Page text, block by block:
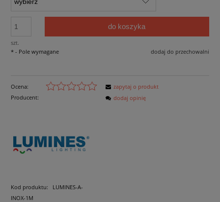
szt.
do koszyka
dodaj do przechowalni
* - Pole wymagane
Ocena:
Producent:
Kod produktu:
LUMINES-A-
INOX-1M
zapytaj o produkt
dodaj opinię